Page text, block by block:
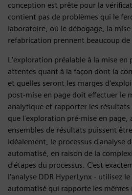
conception est prête pour la
contient pas de problèmes qui le
laboratoire, où le débogage, la
refabrication prennent beaucoup
L'exploration préalable à la mise en
attentes quant à la façon dont la
et quelles seront les marges
post-mise en page doit effectuer le
analytique et rapporter les
que l'exploration pré-mise en page,
ensembles de résultats puissent
Idéalement, le processus d'analyse
automatisé, en raison de la
d'étapes du processus. C'est
l'analyse DDR HyperLynx - utilisez
automatisé qui rapporte les mêmes